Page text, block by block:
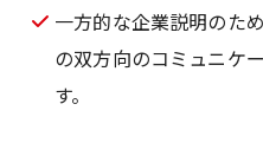
一方的な企業説明のた
の双方向のコミュニケ
す。